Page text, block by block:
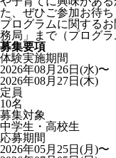
た、ぜひご参加お待ち
プログラムに関する
務局」まで（プログラ
募集要項
体験実施期間
2026年08月26日(水)〜
2026年08月27日(木)
定員
10名
募集対象
中学生・高校生
応募期間
2026年05月25日(月)〜